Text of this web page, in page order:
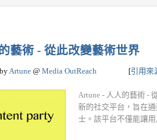
藝術 - 從此改變藝術世界
byArtune @ Media OutReach [引用來
Artune - 人人的藝術 -
新的社交平台，旨在
士。該平台不僅能讓